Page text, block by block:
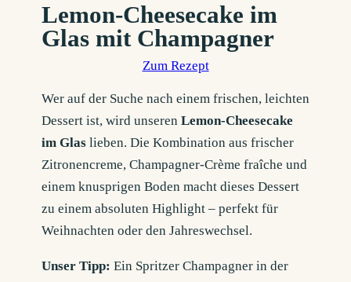
Lemon-Cheesecake im
Glas mit Champagner
Zum Rezept
Wer auf der Suche nach einem frischen, leichten
Dessert ist, wird unseren Lemon-Cheesecake
im Glaslieben. Die Kombination aus frischer
Zitronencreme, Champagner-Crème fraîche und
einem knusprigen Boden macht dieses Dessert
zu einem absoluten Highlight – perfekt für
Weihnachten oder den Jahreswechsel.
Unser Tipp: Ein Spritzer Champagner in der